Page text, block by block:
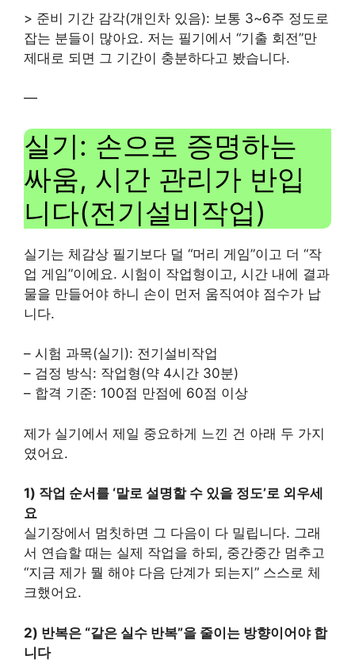
> 준비 기간 감각(개인차 있음): 보통 3~6주 정도로
잡는 분들이 많아요. 저는 필기에서 “기출 회전”만
제대로 되면 그 기간이 충분하다고 봤습니다.
—
실기: 손으로 증명하는
싸움, 시간 관리가 반입
니다(전기설비작업)
실기는 체감상 필기보다 덜 “머리 게임”이고 더 “작
업 게임”이에요. 시험이 작업형이고, 시간 내에 결과
물을 만들어야 하니 손이 먼저 움직여야 점수가 납
니다.
– 시험 과목(실기): 전기설비작업
– 검정 방식: 작업형(약 4시간 30분)
– 합격 기준: 100점 만점에 60점 이상
제가 실기에서 제일 중요하게 느낀 건 아래 두 가지
였어요.
1) 작업 순서를 ‘말로 설명할 수 있을 정도’로 외우세
요
실기장에서 멈칫하면 그 다음이 다 밀립니다. 그래
서 연습할 때는 실제 작업을 하되, 중간중간 멈추고
“지금 제가 뭘 해야 다음 단계가 되는지” 스스로 체
크했어요.
2) 반복은 “같은 실수 반복”을 줄이는 방향이어야 합
니다